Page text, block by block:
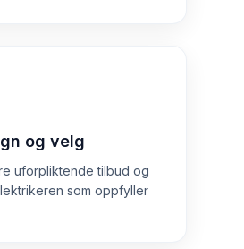
og velg
uforpliktende tilbud og
som oppfyller